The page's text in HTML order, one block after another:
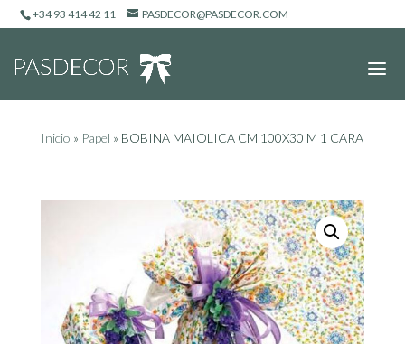
+34 93 414 42 11 PASDECOR@PASDECOR.COM
Inicio » Papel » BOBINA MAIOLICA CM 100X30 M 1 CARA